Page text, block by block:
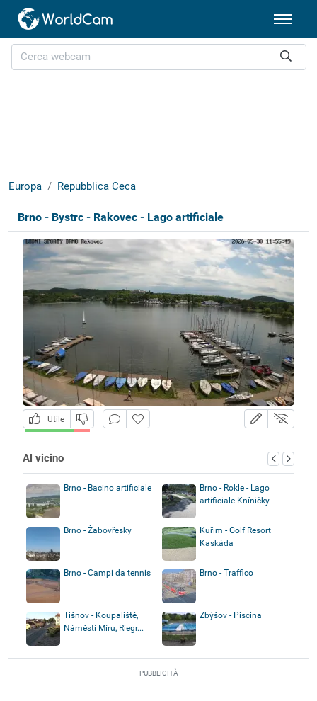
Europa Repubblica Ceca
Brno - Bystrc - Rakovec - Lago artificiale
Utile
Al vicino
Brno - Bacino artificiale
Brno - Rokle - Lago
artificiale Kníničky
Brno - Žabovřesky
Kuřim - Golf Resort
Kaskáda
Brno - Campi da tennis Brno - Traffico
Tišnov - Koupaliště,
Náměstí Míru, Riegr...
Zbýšov - Piscina
PUBBLICITÀ